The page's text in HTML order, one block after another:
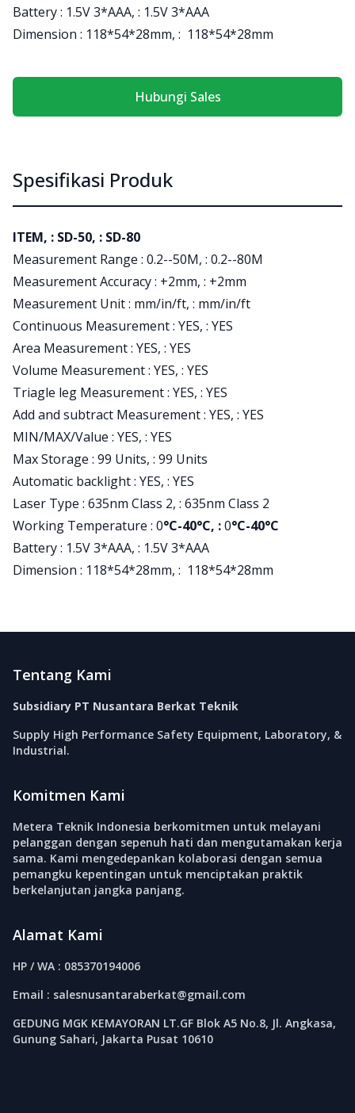
Battery : 1.5V 3*AAA, : 1.5V 3*AAA
Dimension : 118*54*28mm, : 118*54*28mm
Hubungi Sales
Spesifikasi Produk
ITEM, : SD-50, : SD-80
Measurement Range : 0.2--50M, : 0.2--80M
Measurement Accuracy : +2mm, : +2mm
Measurement Unit : mm/in/ft, : mm/in/ft
Continuous Measurement : YES, : YES
Area Measurement : YES, : YES
Volume Measurement : YES, : YES
Triagle leg Measurement : YES, : YES
Add and subtract Measurement : YES, : YES
MIN/MAX/Value : YES, : YES
Max Storage : 99 Units, : 99 Units
Automatic backlight : YES, : YES
Laser Type : 635nm Class 2, : 635nm Class 2
Working Temperature : 0°C-40°C, :0°C-40°C
Battery : 1.5V 3*AAA, : 1.5V 3*AAA
Dimension : 118*54*28mm, : 118*54*28mm
Tentang Kami
Subsidiary PT Nusantara Berkat Teknik
Supply High Performance Safety Equipment, Laboratory, &
Industrial.
Komitmen Kami
Metera Teknik Indonesia berkomitmen untuk melayani
pelanggan dengan sepenuh hati dan mengutamakan kerja
sama. Kami mengedepankan kolaborasi dengan semua
pemangku kepentingan untuk menciptakan praktik
berkelanjutan jangka panjang.
Alamat Kami
HP / WA : 085370194006
Email : salesnusantaraberkat@gmail.com
GEDUNG MGK KEMAYORAN LT.GF Blok A5 No.8, Jl. Angkasa,
Gunung Sahari, Jakarta Pusat 10610